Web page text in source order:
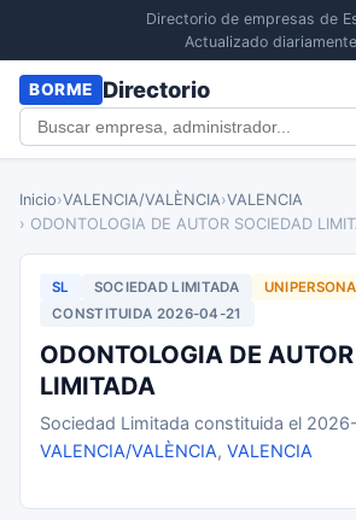
Directorio de empresas de
Actualizado diariamente
BORME Directorio
Inicio›VALENCIA/VALÈNCIA›VALENCIA
› ODONTOLOGIA DE AUTOR SOCIEDAD
SL SOCIEDAD LIMITADA
CONSTITUIDA 2026-04-21
ODONTOLOGIA DE
LIMITADA
Sociedad Limitada constituida el
VALENCIA/VALÈNCIA, VALENCIA